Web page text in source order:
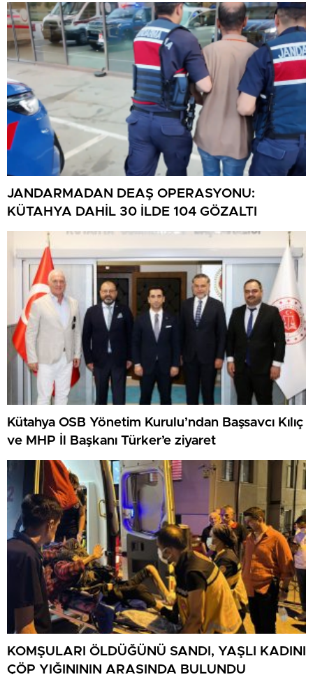
JANDARMADAN DEAŞ OPERASYONU:
KÜTAHYA DAHİL 30 İLDE 104 GÖZALTI
Kütahya OSB Yönetim Kurulu’ndan Başsavcı Kılıç
ve MHP İl Başkanı Türker’e ziyaret
KOMŞULARI ÖLDÜĞÜNÜ SANDI, YAŞLI KADINI
ÇÖP YIĞINININ ARASINDA BULUNDU